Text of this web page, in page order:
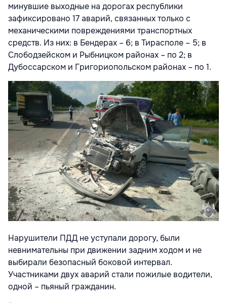
минувшие выходные на дорогах республики
зафиксировано 17 аварий, связанных только с
механическими повреждениями транспортных
средств. Из них: в Бендерах – 6; в Тирасполе – 5; в
Слободзейском и Рыбницком районах – по 2; в
Дубоссарском и Григориопольском районах – по 1.
Нарушители ПДД не уступали дорогу, были
невнимательны при движении задним ходом и не
выбирали безопасный боковой интервал.
Участниками двух аварий стали пожилые водители,
одной – пьяный гражданин.